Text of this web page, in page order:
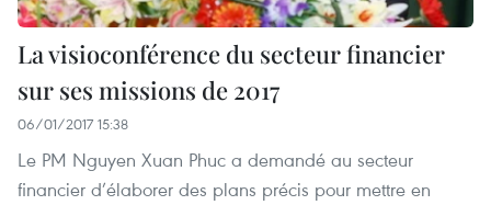
La visioconférence du secteur financier
sur ses missions de 2017
06/01/2017 15:38
Le PM Nguyen Xuan Phuc a demandé au secteur
financier d’élaborer des plans précis pour mettre en